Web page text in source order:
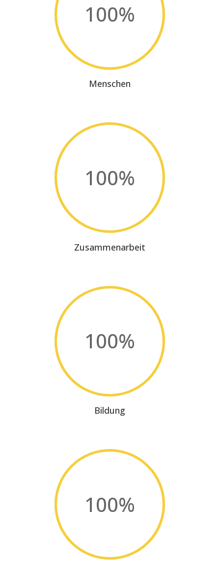
100%
Menschen
100%
Zusammenarbeit
100%
Bildung
100%